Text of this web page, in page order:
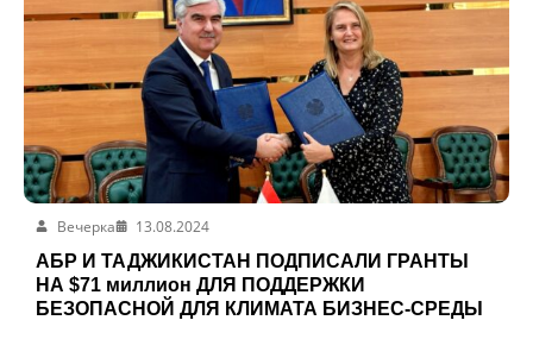
Вечерка
13.08.2024
АБР И ТАДЖИКИСТАН ПОДПИСАЛИ ГРАНТЫ
НА $71 миллион ДЛЯ ПОДДЕРЖКИ
БЕЗОПАСНОЙ ДЛЯ КЛИМАТА БИЗНЕС-СРЕДЫ